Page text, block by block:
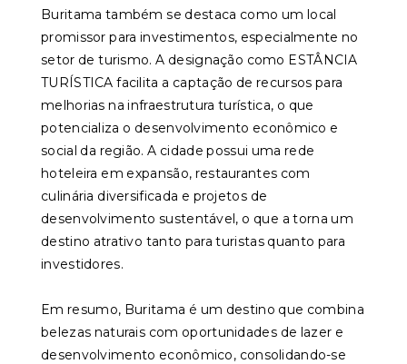
Buritama também se destaca como um local
promissor para investimentos, especialmente no
setor de turismo. A designação como ESTÂNCIA
TURÍSTICA facilita a captação de recursos para
melhorias na infraestrutura turística, o que
potencializa o desenvolvimento econômico e
social da região. A cidade possui uma rede
hoteleira em expansão, restaurantes com
culinária diversificada e projetos de
desenvolvimento sustentável, o que a torna um
destino atrativo tanto para turistas quanto para
investidores.
Em resumo, Buritama é um destino que combina
belezas naturais com oportunidades de lazer e
desenvolvimento econômico, consolidando-se